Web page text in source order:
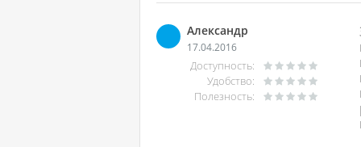
Александр
17.04.2016
Доступность:
Удобство:
Полезность: